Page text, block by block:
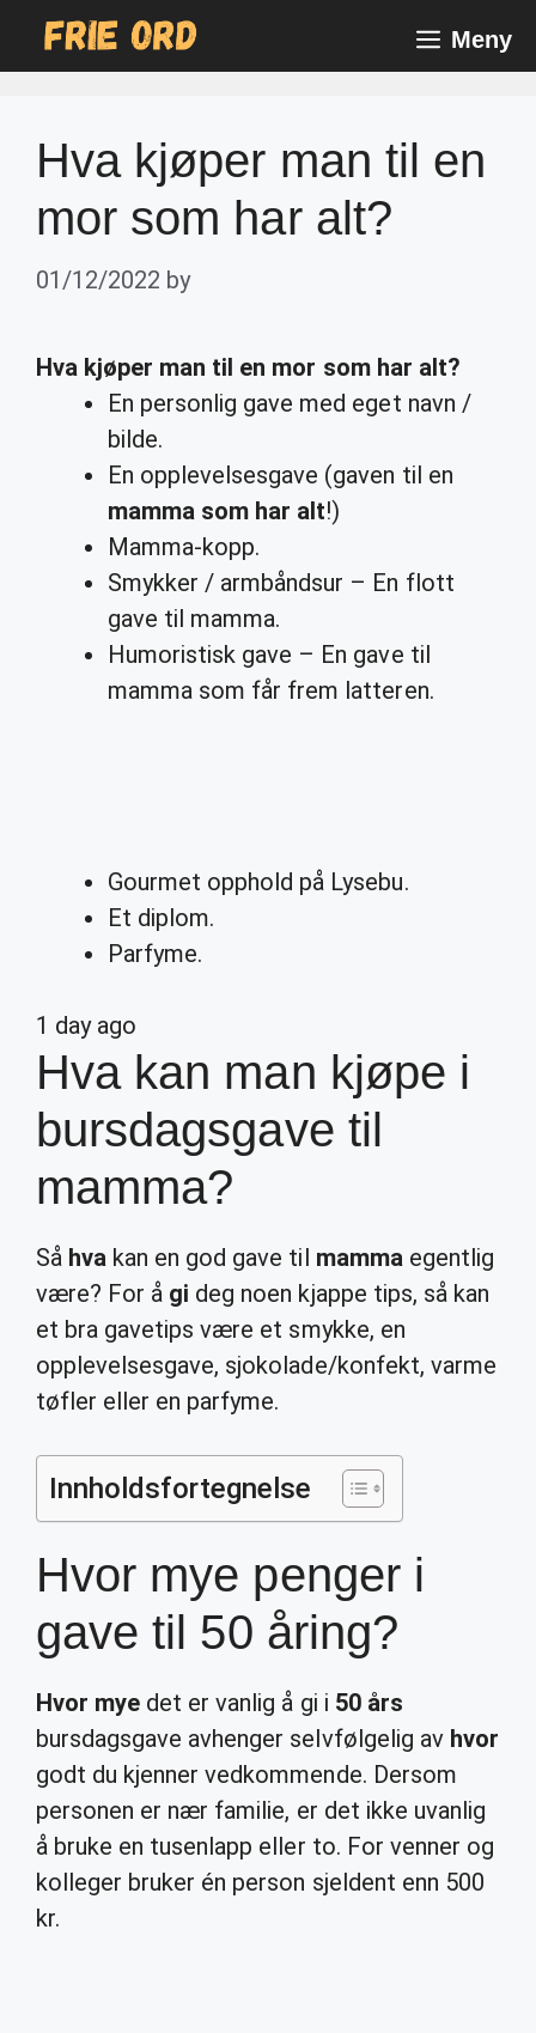
Meny
Hva kjøper man til en
mor som har alt?
01/12/2022 by
Hva kjøper man til en mor som har alt?
En personlig gave med eget navn /
bilde.
En opplevelsesgave (gaven til en
mamma som har alt!)
Mamma-kopp.
Smykker / armbåndsur – En flott
gave til mamma.
Humoristisk gave – En gave til
mamma som får frem latteren.
Gourmet opphold på Lysebu.
Et diplom.
Parfyme.
1 day ago
Hva kan man kjøpe i
bursdagsgave til
mamma?
Så hva kan en god gave til mammaegentlig
være? For å gi deg noen kjappe tips, så kan
et bra gavetips være et smykke, en
opplevelsesgave, sjokolade/konfekt, varme
tøfler eller en parfyme.
Innholdsfortegnelse
Hvor mye penger i
gave til 50 åring?
Hvor mye det er vanlig å gi i 50 års
bursdagsgave avhenger selvfølgelig av hvor
godt du kjenner vedkommende. Dersom
personen er nær familie, er det ikke uvanlig
å bruke en tusenlapp eller to. For venner og
kolleger bruker én person sjeldent enn 500
kr.